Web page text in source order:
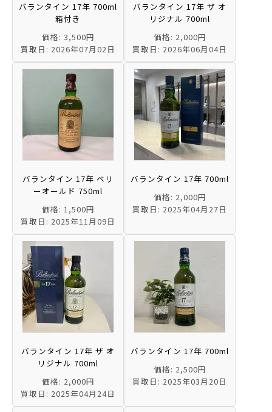
バランタイン 17年 700ml
箱付き
価格: 3,500円
買取日: 2026年07月02日
バランタイン 17年 ザ オ
リジナル 700ml
価格: 2,000円
買取日: 2026年06月04日
バランタイン 17年 ベリ
ーオールド 750ml
価格: 1,500円
買取日: 2025年11月09日
バランタイン 17年 700ml
価格: 2,000円
買取日: 2025年04月27日
バランタイン 17年 ザ オ
リジナル 700ml
価格: 2,000円
買取日: 2025年04月24日
バランタイン 17年 700ml
価格: 2,500円
買取日: 2025年03月20日